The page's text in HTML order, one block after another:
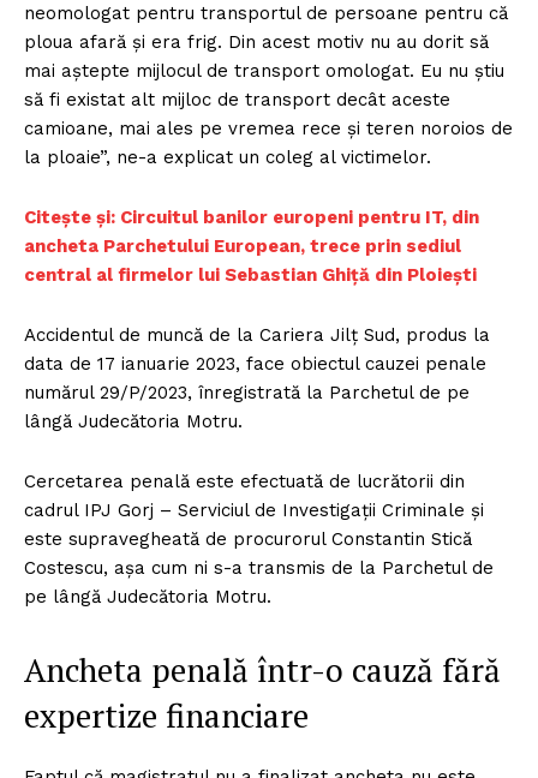
neomologat pentru transportul de persoane pentru că
ploua afară și era frig. Din acest motiv nu au dorit să
mai aștepte mijlocul de transport omologat. Eu nu știu
să fi existat alt mijloc de transport decât aceste
camioane, mai ales pe vremea rece și teren noroios de
la ploaie”, ne-a explicat un coleg al victimelor.
Citește și: Circuitul banilor europeni pentru IT, din
ancheta Parchetului European, trece prin sediul
central al firmelor lui Sebastian Ghiță din Ploiești
Accidentul de muncă de la Cariera Jilț Sud, produs la
data de 17 ianuarie 2023, face obiectul cauzei penale
numărul 29/P/2023, înregistrată la Parchetul de pe
lângă Judecătoria Motru.
Cercetarea penală este efectuată de lucrătorii din
cadrul IPJ Gorj – Serviciul de Investigații Criminale și
este supravegheată de procurorul Constantin Stică
Costescu, așa cum ni s-a transmis de la Parchetul de
pe lângă Judecătoria Motru.
Ancheta penală într-o cauză fără
expertize financiare